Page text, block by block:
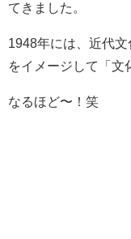
てきました。
1948年には、近代
をイメージして「文
なるほど〜！笑